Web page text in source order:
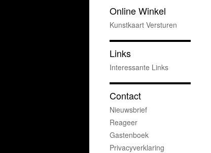
Online Winkel
Kunstkaart Versturen
Links
Interessante Links
Contact
Nieuwsbrief
Reageer
Gastenboek
Privacyverklaring